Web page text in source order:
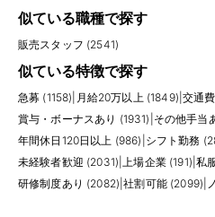
似ている職種で探す
販売スタッフ (2541)
似ている特徴で探す
急募 (1158) 月給20万以上 (1849) |交通
賞与・ボーナスあり (1931) その他手当
年間休日120日以上 (986) シフト勤務
未経験者歓迎 (2031) |上場企業 (191) |私
研修制度あり (2082) |社割可能 (2099)